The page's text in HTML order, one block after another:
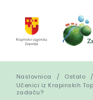
Naslovnica
Ostalo
Učenici iz Krapinskih
zadaću?